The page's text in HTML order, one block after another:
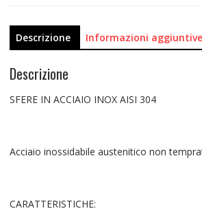
Descrizione Informazioni aggiuntive
Descrizione
SFERE IN ACCIAIO INOX AISI 304
Acciaio inossidabile austenitico non
CARATTERISTICHE: